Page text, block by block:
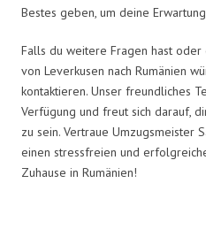
Bestes geben, um deine
Falls du weitere Fragen hast
von Leverkusen nach Rumänien
kontaktieren. Unser freundliches
Verfügung und freut sich darauf,
zu sein. Vertraue Umzugsmeister
einen stressfreien und
Zuhause in Rumänien!